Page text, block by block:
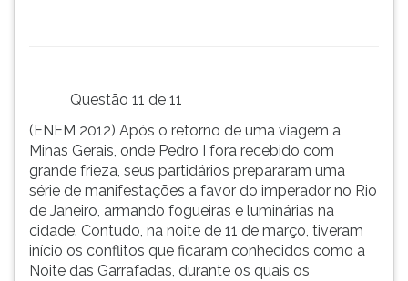
Questão 11 de 11
(ENEM 2012) Após o retorno de uma viagem a
Minas Gerais, onde Pedro I fora recebido com
grande frieza, seus partidários prepararam uma
série de manifestações a favor do imperador no Rio
de Janeiro, armando fogueiras e luminárias na
cidade. Contudo, na noite de 11 de março, tiveram
início os conflitos que ficaram conhecidos como a
Noite das Garrafadas, durante os quais os